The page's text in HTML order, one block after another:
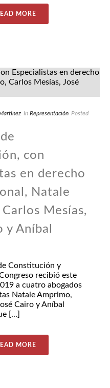
MORE
In Representación Posted
con
en derecho
Natale
Mesías,
y Aníbal
Constitución y
recibió este
a cuatro abogados
Natale Amprimo,
Cairo y Aníbal
[...]
MORE